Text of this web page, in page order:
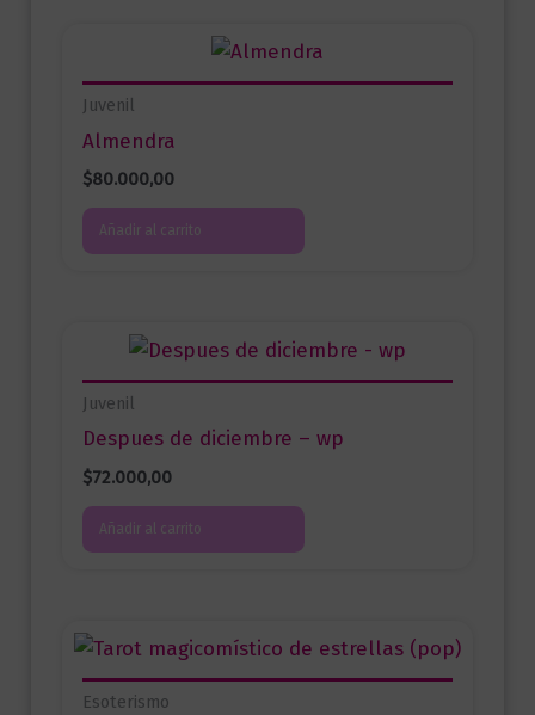
Juvenil
Almendra
$80.000,00
Añadir al carrito
Juvenil
Despues de diciembre – wp
$72.000,00
Añadir al carrito
Esoterismo